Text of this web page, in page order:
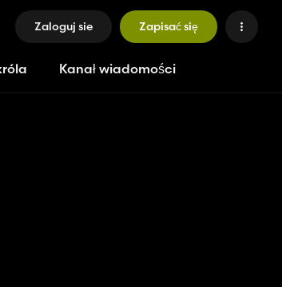
Zaloguj sie Zapisać się
Kanał wiadomości